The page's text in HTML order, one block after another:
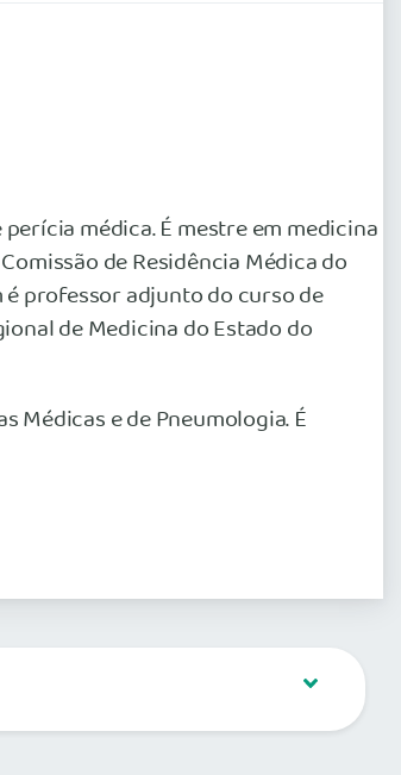
médica. É mestre em medicina
de Residência Médica do
professor adjunto do curso de
de Medicina do Estado do
Médicas e de Pneumologia. É